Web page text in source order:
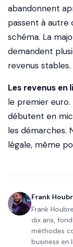
abandonnent
passent à autre
schéma. La
demandent
revenus stables.
Les revenus en
le premier
débutent en
les démarches.
légale, même
Frank
Frank
dix ans,
méthodes
business en